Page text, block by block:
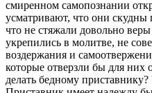
смиренном самопознании
усматривают, что они скудны
что не стяжали довольно
укрепились в молитве, не
воздержания и
которые отверзли бы для них
делать бедному